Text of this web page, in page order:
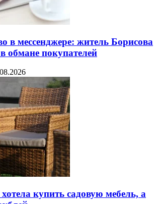
в мессенджере: житель Борисова
обмане покупателей
купить садовую мебель, а